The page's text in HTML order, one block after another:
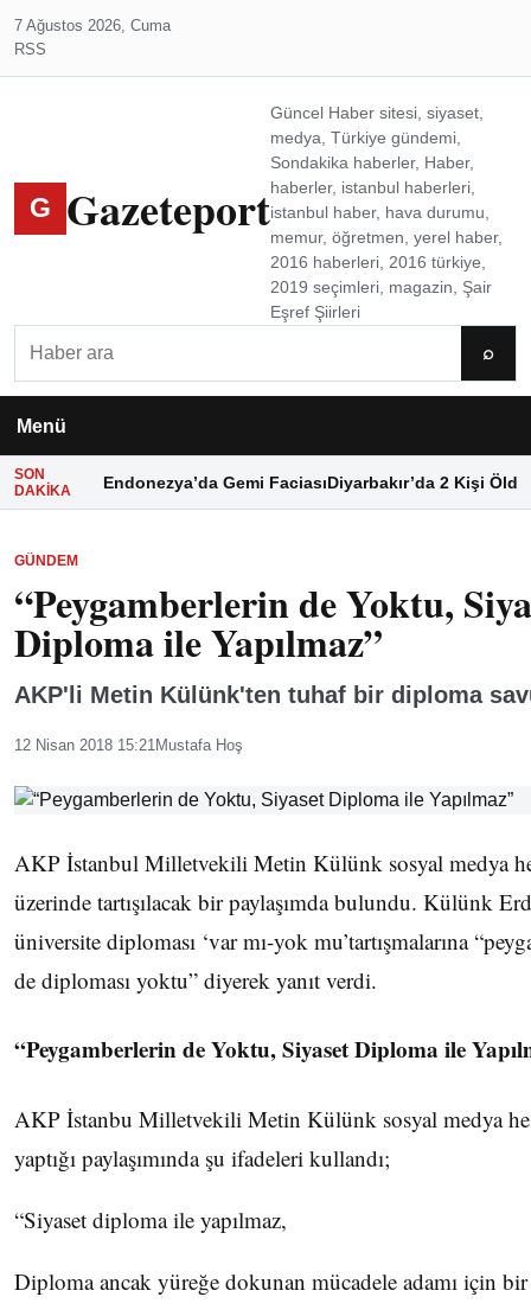
7 Ağustos 2026, Cuma
RSS
G Gazeteport
Güncel Haber sitesi, siyaset,
medya, Türkiye gündemi,
Sondakika haberler, Haber,
haberler, istanbul haberleri,
istanbul haber, hava durumu,
memur, öğretmen, yerel haber,
2016 haberleri, 2016 türkiye,
2019 seçimleri, magazin, Şair
Eşref Şiirleri
⌕
Menü
SON
DAKIKA
Endonezya’da Gemi FaciasıDiyarbakır’da 2 Kişi Öldü
GÜNDEM
“Peygamberlerin de Yoktu,
Diploma ile Yapılmaz”
AKP'li Metin Külünk'ten tuhaf bir diploma
12 Nisan 2018 15:21Mustafa Hoş
AKP İstanbul Milletvekili Metin Külünk sosyal medya
üzerinde tartışılacak bir paylaşımda bulundu. Külünk
üniversite diploması ‘var mı-yok mu’tartışmalarına
de diploması yoktu” diyerek yanıt verdi.
“Peygamberlerin de Yoktu, Siyaset Diploma ile
AKP İstanbu Milletvekili Metin Külünk sosyal medya
yaptığı paylaşımında şu ifadeleri kullandı;
“Siyaset diploma ile yapılmaz,
Diploma ancak yüreğe dokunan mücadele adamı için bir